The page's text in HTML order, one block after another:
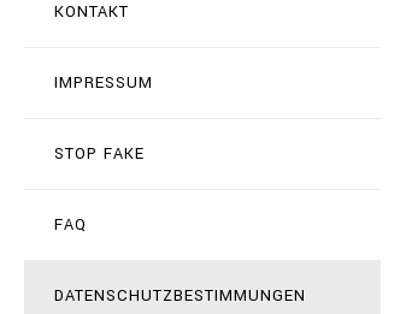
KONTAKT
IMPRESSUM
STOP FAKE
FAQ
DATENSCHUTZBESTIMMUNGEN